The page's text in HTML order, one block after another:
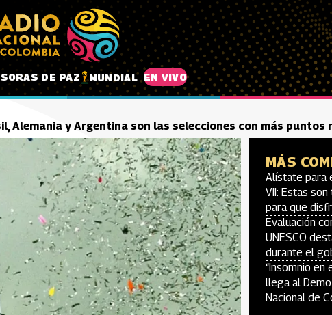
DE PAZ MUNDIAL EN VIVO
y Argentina son las selecciones con más puntos
MÁS
Alístate para
VII: Estas
para que
Evaluación
UNESCO
durante el
“Insomnio en
llega al
Nacional de